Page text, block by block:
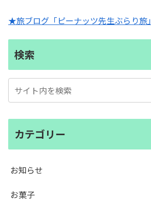
★旅ブログ「ピーナッツ先生ぶらり旅」
検索
カテゴリー
お知らせ
お菓子